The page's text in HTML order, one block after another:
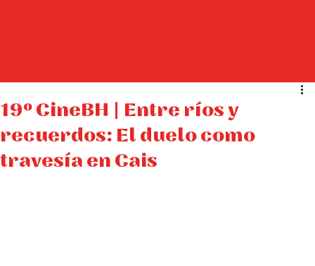
19º CineBH | Entre ríos y
recuerdos: El duelo como
travesía en Cais